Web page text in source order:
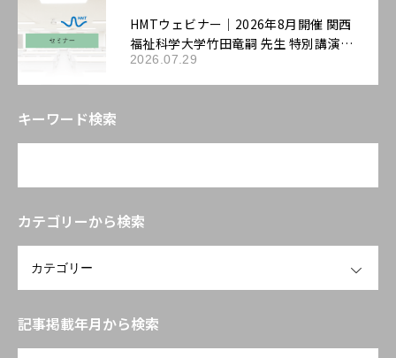
HMTウェビナー｜2026年8月開催 関西
福祉科学大学竹田竜嗣 先生 特別講演
「第3回機能性表示ラボ：ロンジェビテ
ィ市場の最新動向と「機能性表示食
み立て方」
2026.07.29
キーワード検索
カテゴリーから検索
記事掲載年月から検索